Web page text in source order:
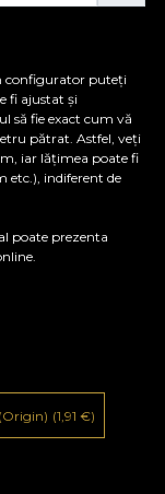
configurator puteți
fi ajustat și
să fie exact cum vă
pătrat. Astfel, veți
iar lățimea poate fi
etc.), indiferent de
poate prezenta
(Origin) (1,91€)